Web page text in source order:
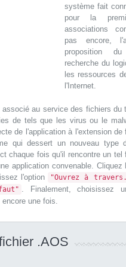
système fait
pour la
associations
pas encore,
proposition
recherche du
les ressources
l'Internet.
associé au service des fichiers
de tels que les virus ou le
de l'application à l'extension
qui dessert un nouveau type
chaque fois qu'il rencontre un tel
application convenable.
l'option
"Ouvrez à
. Finalement, choisissez
une fois.
.AOS